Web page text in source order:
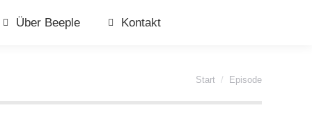
Über Beeple Kontakt
Sie befinden sich hier:
Start Episode